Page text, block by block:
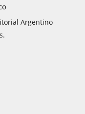
Argentino